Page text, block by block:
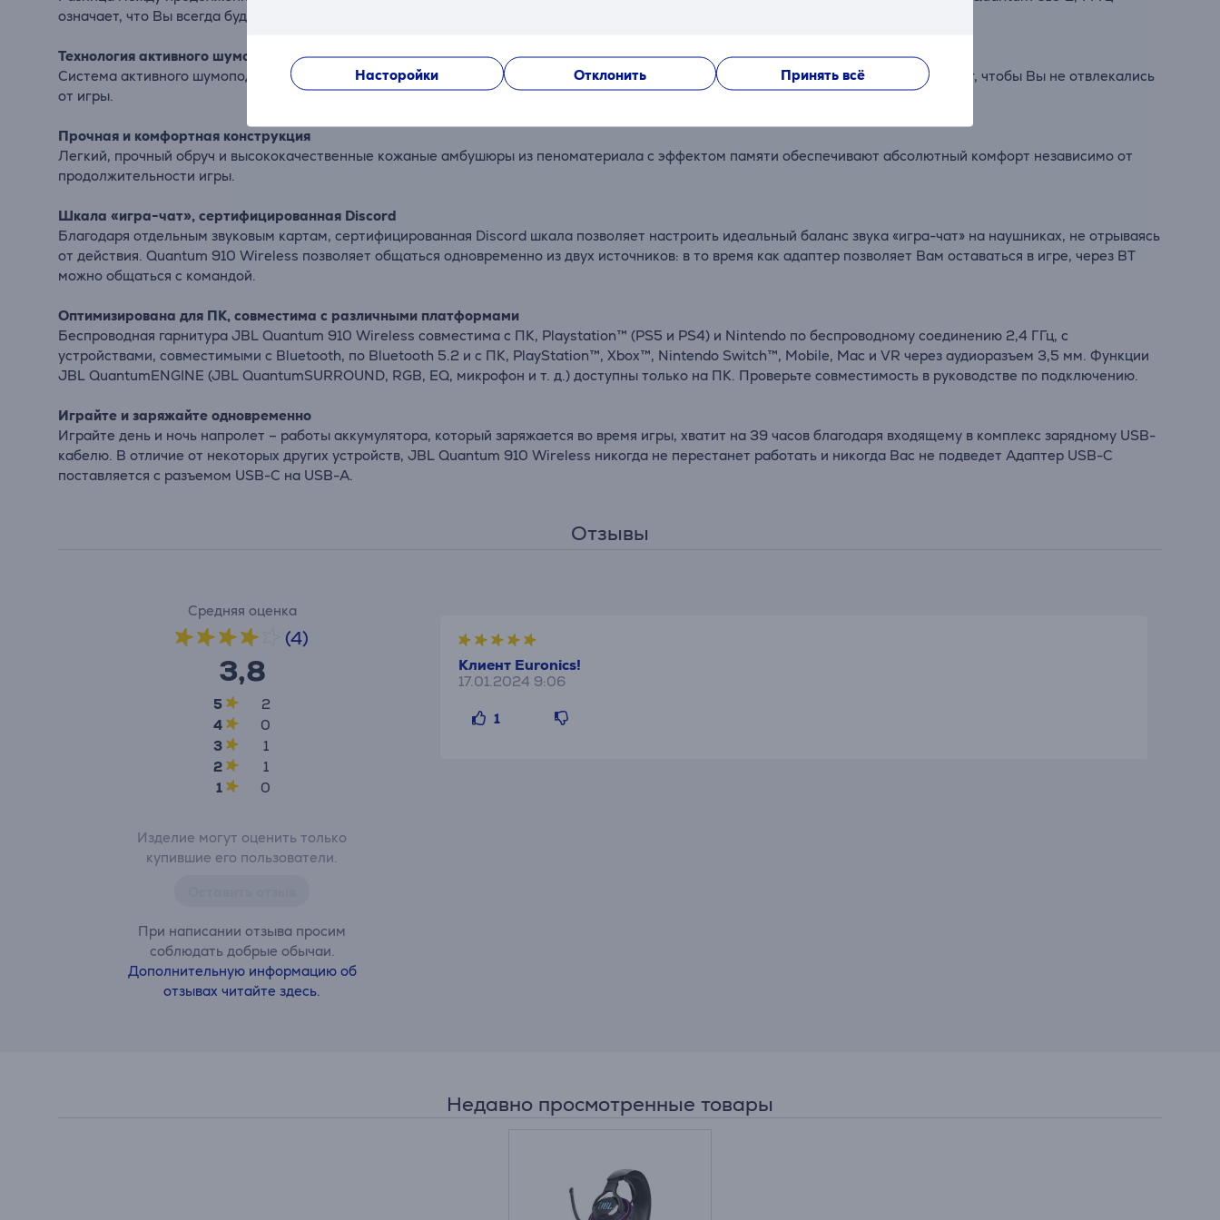
Насторойки Отклонить Принять всё
означает, что Вы всегда будете оставаться на связи с нулевой задержкой.
Технология активного шумоподавления специально для игры
Система активного шумоподавления JBL Quantum 910 Wireless специально для игровой среды отсекает нежелательные звуки вокруг, чтобы Вы не отвлекались
от игры.
Прочная и комфортная конструкция
Легкий, прочный обруч и высококачественные кожаные амбушюры из пеноматериала с эффектом памяти обеспечивают абсолютный комфорт независимо от
продолжительности игры.
Шкала «игра-чат», сертифицированная Discord
Благодаря отдельным звуковым картам, сертифицированная Discord шкала позволяет настроить идеальный баланс звука «игра-чат» на наушниках, не отрываясь
от действия. Quantum 910 Wireless позволяет общаться одновременно из двух источников: в то время как адаптер позволяет Вам оставаться в игре, через BT
можно общаться с командой.
Оптимизирована для ПК, совместима с различными платформами
Беспроводная гарнитура JBL Quantum 910 Wireless совместима с ПК, Playstation™ (PS5 и PS4) и Nintendo по беспроводному соединению 2,4 ГГц, с
устройствами, совместимыми с Bluetooth, по Bluetooth 5.2 и с ПК, PlayStation™, Xbox™, Nintendo Switch™, Mobile, Mac и VR через аудиоразъем 3,5 мм. Функции
JBL QuantumENGINE (JBL QuantumSURROUND, RGB, EQ, микрофон и т. д.) доступны только на ПК. Проверьте совместимость в руководстве по подключению.
Играйте и заряжайте одновременно
Играйте день и ночь напролет – работы аккумулятора, который заряжается во время игры, хватит на 39 часов благодаря входящему в комплекс зарядному USB-
кабелю. В отличие от некоторых других устройств, JBL Quantum 910 Wireless никогда не перестанет работать и никогда Вас не подведет Адаптер USB-C
поставляется с разъемом USB-C на USB-A.
Отзывы
Средняя оценка
(4)
3,8
5
2
4
0
3
1
2
1
1
0
Изделие могут оценить только
купившие его пользователи.
При написании отзыва просим
соблюдать добрые обычаи.
Дополнительную информацию об
отзывах читайте здесь.
Клиент Euronics!
17.01.2024 9:06
1
Недавно просмотренные товары